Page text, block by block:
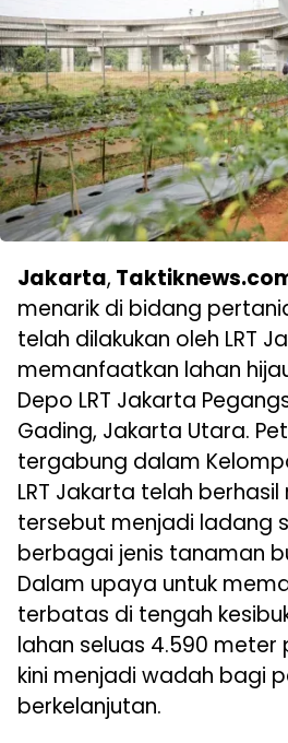
Jakarta,
menarik di bidang
telah dilakukan oleh LRT
memanfaatkan lahan
Depo LRT Jakarta
Gading, Jakarta Utara.
tergabung dalam
LRT Jakarta telah
tersebut menjadi ladang
berbagai jenis tanaman
Dalam upaya untuk
terbatas di tengah
lahan seluas 4.590
kini menjadi wadah bagi
berkelanjutan.